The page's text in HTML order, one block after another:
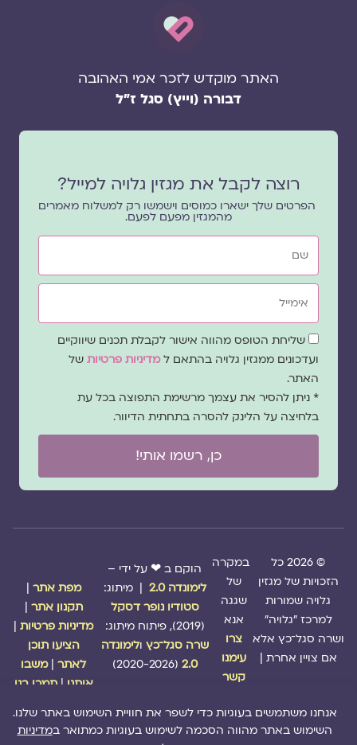
האתר מוקדש לזכר אמי האהובה
דבורה (וייץ) סגל ז"ל
רוצה לקבל את מגזין גלויה למייל?
הפרטים שלך ישארו כמוסים וישמשו רק למשלוח מאמרים
מהמגזין מפעם לפעם.
שם
אימייל
שדה
הסכמה
שליחת הטופס מהווה אישור לקבלת תכנים שיווקיים
ועדכונים ממגזין גלויה בהתאם ל מדיניות פרטיותשל
האתר.
* ניתן להסיר את עצמך מרשימת התפוצה בכל עת
בלחיצה על הלינק להסרה בתחתית הדיוור.
כן, רשמו אותי!
© 2026 כל
הזכויות של מגזין
גלויה שמורות
למרכז "גלויה"
ושרה סגל־כץ אלא
אם צויין אחרת |
במקרה
של
שגגה
אנא
צרו
עימנו
קשר
הוקם ב ❤ על ידי –
לימונדה 2.0
| מיתוג:
סטודיו נופר דסקל
שרה סגל־כץולימונדה
2.0
(2020-2026)
מפת אתר|
תקנון אתר|
מדיניות פרטיות|
הציעו תוכן
לאתר| משבו
אותנו| תמכו בנו